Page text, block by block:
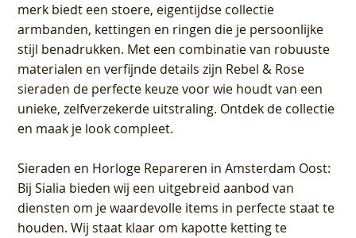
merk biedt een stoere, eigentijdse collectie
armbanden, kettingen en ringen die je persoonlijke
stijl benadrukken. Met een combinatie van robuuste
materialen en verfijnde details zijn Rebel & Rose
sieraden de perfecte keuze voor wie houdt van een
unieke, zelfverzekerde uitstraling. Ontdek de collectie
en maak je look compleet.
Sieraden en Horloge Repareren in Amsterdam Oost:
Bij Sialia bieden wij een uitgebreid aanbod van
diensten om je waardevolle items in perfecte staat te
houden. Wij staat klaar om kapotte ketting te